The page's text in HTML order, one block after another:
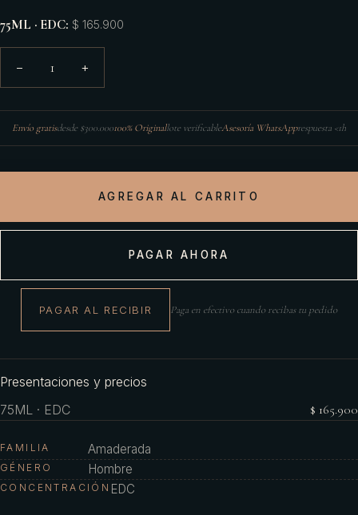
75ML · EDC: $ 165.900
− 1 +
Envío gratisdesde $300.000100% Originallote verificableAsesoría WhatsApprespuesta <1h
AGREGAR AL CARRITO
PAGAR AHORA
PAGAR AL RECIBIR Paga en efectivo cuando recibas tu pedido
Presentaciones y precios
75ML · EDC
$ 165.900
FAMILIA Amaderada
GÉNERO Hombre
CONCENTRACIÓN EDC